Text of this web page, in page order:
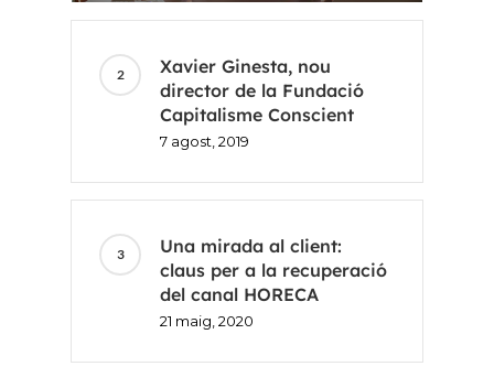
Xavier Ginesta, nou
director de la Fundació
Capitalisme Conscient
7 agost, 2019
Una mirada al client:
claus per a la recuperació
del canal HORECA
21 maig, 2020